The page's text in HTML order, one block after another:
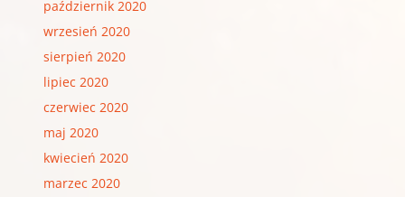
październik 2020
wrzesień 2020
sierpień 2020
lipiec 2020
czerwiec 2020
maj 2020
kwiecień 2020
marzec 2020